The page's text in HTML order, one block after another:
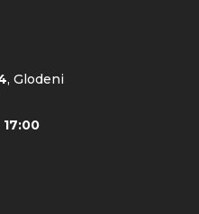
, Glodeni
17:00